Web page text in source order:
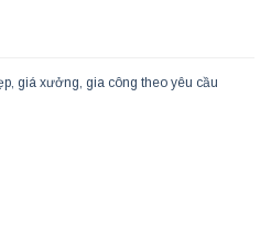
giá xưởng, gia công theo yêu cầu